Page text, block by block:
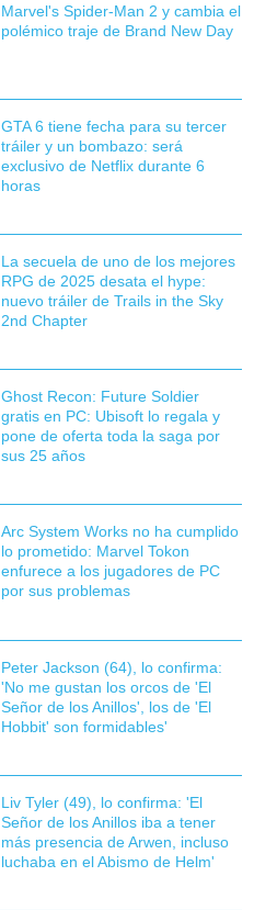
Marvel's Spider-Man 2 y cambia el
polémico traje de Brand New Day
GTA 6 tiene fecha para su tercer
tráiler y un bombazo: será
exclusivo de Netflix durante 6
horas
La secuela de uno de los mejores
RPG de 2025 desata el hype:
nuevo tráiler de Trails in the Sky
2nd Chapter
Ghost Recon: Future Soldier
gratis en PC: Ubisoft lo regala y
pone de oferta toda la saga por
sus 25 años
Arc System Works no ha cumplido
lo prometido: Marvel Tokon
enfurece a los jugadores de PC
por sus problemas
Peter Jackson (64), lo confirma:
'No me gustan los orcos de 'El
Señor de los Anillos', los de 'El
Hobbit' son formidables'
Liv Tyler (49), lo confirma: 'El
Señor de los Anillos iba a tener
más presencia de Arwen, incluso
luchaba en el Abismo de Helm'